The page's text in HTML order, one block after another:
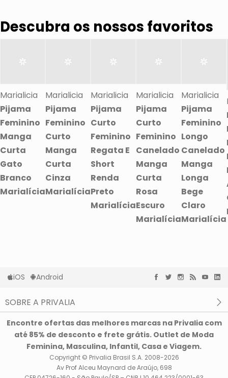
Descubra os nossos favoritos
Marialicia
Pijama
Feminino
Manga
Curta
Gato
Branco
Marialícia
Marialicia
Pijama
Feminino
Curto
Manga
Curta
Cinza
Marialícia
Marialicia
Pijama
Curto
Feminino
Regata E
Short
Renda
Preto
Marialícia
Marialicia
Pijama
Curto
Feminino
Canelado
Manga
Curta
Rosa
Escuro
Marialícia
Marialicia
Pijama
Feminino
Longo
Canelado
Manga
Longa
Bege
Claro
Marialícia
iOS Android
SOBRE A PRIVALIA
Privacidade e Cookies
Condições de uso
Encontre ofertas das melhores marcas na Privalia com
até 85% de desconto e frete grátis. Outlet de Moda
Feminina, Masculina, Infantil, Casa e Viagem.
Copyright © Privalia Brasil S.A. 2008-2026
Av Prof Alceu Maynard de Araújo, 698